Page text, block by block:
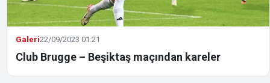
Galeri22/09/2023 01:21
Club Brugge – Beşiktaş maçından kareler